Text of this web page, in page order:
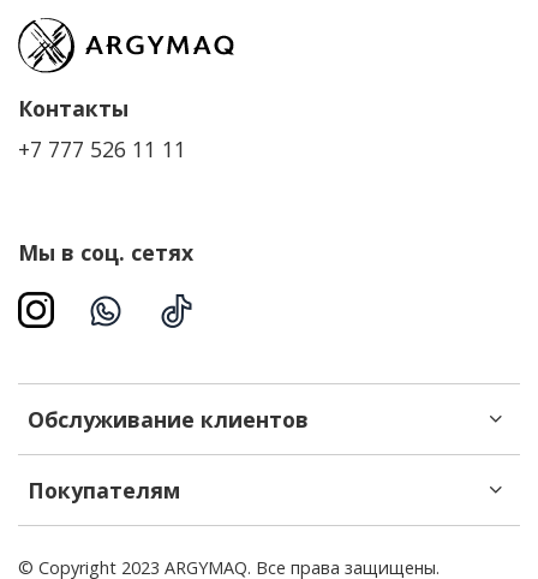
Обслуживание клиентов
Покупателям
Контакты
+7 777 526 11 11
Мы в соц. сетях
© Copyright 2023 ARGYMAQ. Все права защищены.